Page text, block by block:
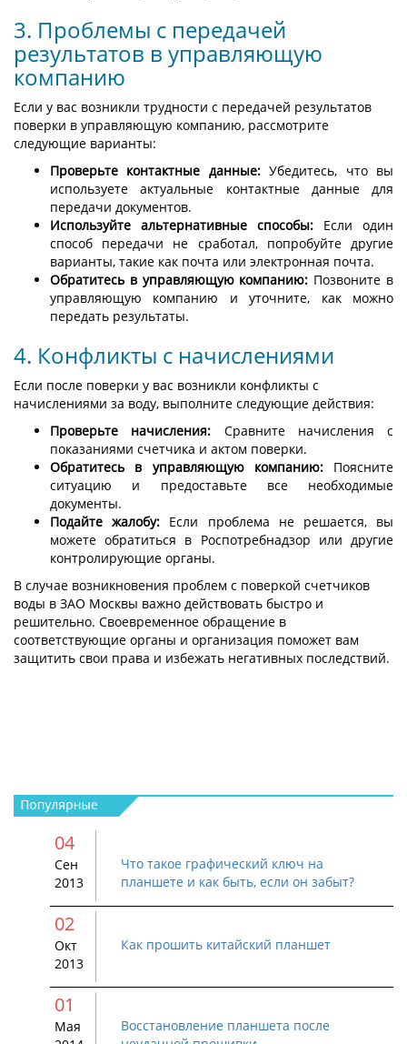
3. Проблемы с передачей
результатов в управляющую
компанию
Если у вас возникли трудности с передачей результатов
поверки в управляющую компанию, рассмотрите
следующие варианты:
Проверьте контактные данные:Убедитесь, что вы
используете актуальные контактные данные для
передачи документов.
Используйте альтернативные способы: Если один
способ передачи не сработал, попробуйте другие
варианты, такие как почта или электронная почта.
Обратитесь в управляющую компанию: Позвоните в
управляющую компанию и уточните, как можно
передать результаты.
4. Конфликты с начислениями
Если после поверки у вас возникли конфликты с
начислениями за воду, выполните следующие действия:
Проверьте начисления: Сравните начисления с
показаниями счетчика и актом поверки.
Обратитесь в управляющую компанию:Поясните
ситуацию и предоставьте все необходимые
документы.
Подайте жалобу: Если проблема не решается, вы
можете обратиться в Роспотребнадзор или другие
контролирующие органы.
В случае возникновения проблем с поверкой счетчиков
воды в ЗАО Москвы важно действовать быстро и
решительно. Своевременное обращение в
соответствующие органы и организация поможет вам
защитить свои права и избежать негативных последствий.
04
Сен
2013
Что такое графический ключ на
планшете и как быть, если он забыт?
02
Окт
2013
Как прошить китайский планшет
01
Мая
Восстановление планшета после